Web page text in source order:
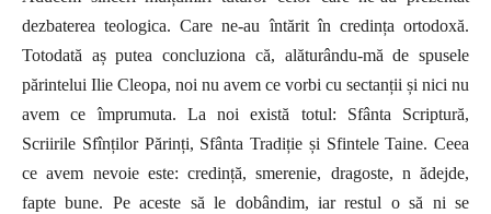
dezbaterea teologica. Care ne-au întărit în credința ortodoxă.
Totodată aș putea concluziona că, alăturându-mă de spusele
părintelui Ilie Cleopa, noi nu avem ce vorbi cu sectanții și nici nu
avem ce împrumuta. La noi există totul: Sfânta Scriptură,
Scriirile Sfînților Părinți, Sfânta Tradiție și Sfintele Taine. Ceea
ce avem nevoie este: credință, smerenie, dragoste, n ădejde,
fapte bune. Pe aceste să le dobândim, iar restul o să ni se